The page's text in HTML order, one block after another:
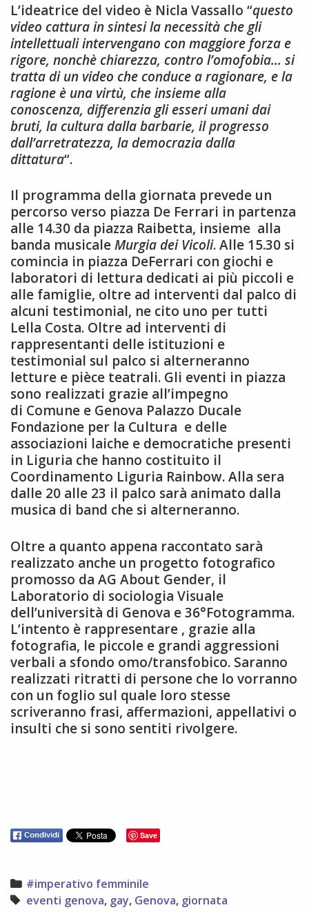
L’ideatrice del video è Nicla Vassallo “questo
video cattura in sintesi la necessità che gli
intellettuali intervengano con maggiore forza e
rigore, nonchè chiarezza, contro l’omofobia… si
tratta di un video che conduce a ragionare, e la
ragione è una virtù, che insieme alla
conoscenza, differenzia gli esseri umani dai
bruti, la cultura dalla barbarie, il progresso
dall’arretratezza, la democrazia dalla
dittatura“.
Il programma della giornata prevede un
percorso verso piazza De Ferrari in partenza
alle 14.30 da piazza Raibetta, insieme alla
banda musicaleMurgia dei Vicoli. Alle 15.30 si
comincia in piazza DeFerrari con giochi e
laboratori di lettura dedicati ai più piccoli e
alle famiglie, oltre ad interventi dal palco di
alcuni testimonial, ne cito uno per tutti
Lella Costa. Oltre ad interventi di
rappresentanti delle istituzioni e
testimonial sul palco si alterneranno
letture e pièce teatrali. Gli eventi in piazza
sono realizzati grazie all’impegno
di Comune e Genova Palazzo Ducale
Fondazione per la Cultura e delle
associazioni laiche e democratiche presenti
in Liguria che hanno costituito il
Coordinamento Liguria Rainbow. Alla sera
dalle 20 alle 23 il palco sarà animato dalla
musica di band che si alterneranno.
Oltre a quanto appena raccontato sarà
realizzato anche un progetto fotografico
promosso da AG About Gender, il
Laboratorio di sociologia Visuale
dell’università di Genova e 36°Fotogramma.
L’intento è rappresentare , grazie alla
fotografia, le piccole e grandi aggressioni
verbali a sfondo omo/transfobico. Saranno
realizzati ritratti di persone che lo vorranno
con un foglio sul quale loro stesse
scriveranno frasi, affermazioni, appellativi o
insulti che si sono sentiti rivolgere.
Save
Categories
#imperativo femminile
Tags
eventi genova, gay, Genova, giornata